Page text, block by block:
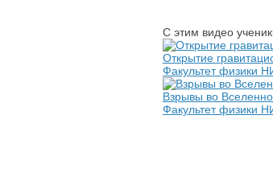
С этим видео
Открытие
Факультет физики
Взрывы во
Факультет физики